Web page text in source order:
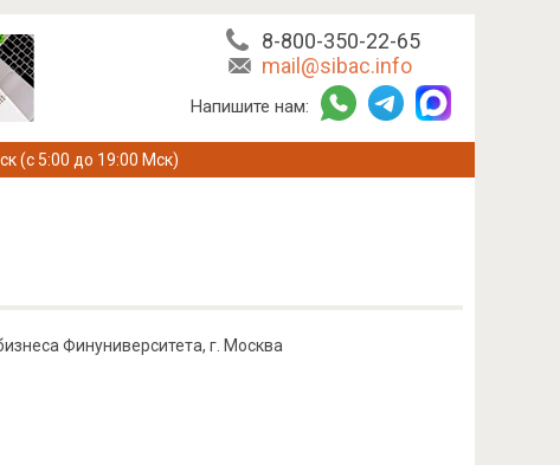
8-800-350-22-65
mail@sibac.info
Напишите нам:
(с 5:00 до 19:00 Мск)
Финуниверситета, г. Москва